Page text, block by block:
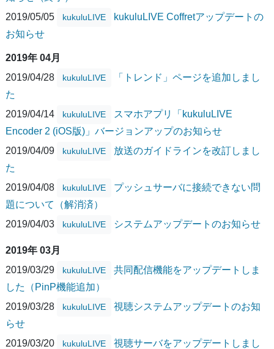
2019/05/05
kukuluLIVE
kukuluLIVE Coffretアップデートの
お知らせ
2019年 04月
2019/04/28
kukuluLIVE
「トレンド」ページを追加しまし
た
2019/04/14
kukuluLIVE
スマホアプリ「kukuluLIVE
Encoder 2 (iOS版)」バージョンアップのお知らせ
2019/04/09
kukuluLIVE
放送のガイドラインを改訂しまし
た
2019/04/08
kukuluLIVE
プッシュサーバに接続できない問
題について（解消済）
2019/04/03
kukuluLIVE システムアップデートのお知らせ
2019年 03月
2019/03/29
kukuluLIVE
共同配信機能をアップデートしま
した（PinP機能追加）
2019/03/28
kukuluLIVE
視聴システムアップデートのお知
らせ
2019/03/20
kukuluLIVE
視聴サーバをアップデートしまし